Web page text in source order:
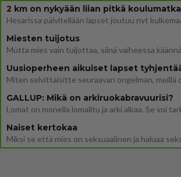
2 km on nykyään liian pitkä koulumatka
Miesten tuijotus
GALLUP: Mikä on arkiruokabravuurisi?
Naiset kertokaa